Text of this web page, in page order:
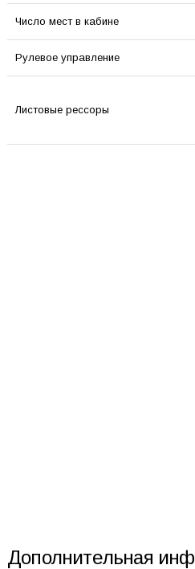
Число мест в кабине
Рулевое управление
Листовые рессоры
Дополнительная